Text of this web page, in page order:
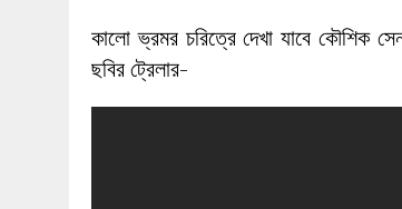
কালো ভ্রমর চরিত্রে দেখা যাবে কৌশিক
ছবির ট্রেলার-